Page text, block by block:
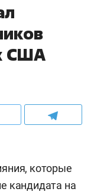
США
которые
кандидата на